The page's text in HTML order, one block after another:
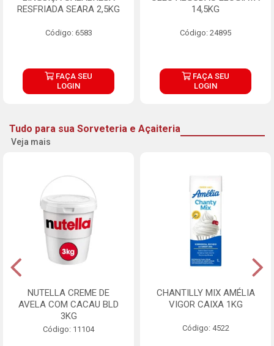
RESFRIADA SEARA 2,5KG
Código: 6583
FAÇA SEU
LOGIN
14,5KG
Código: 24895
FAÇA SEU
LOGIN
Tudo para sua Sorveteria e Açaiteria
Veja mais
NUTELLA CREME DE
AVELA COM CACAU BLD
3KG
Código: 11104
CHANTILLY MIX AMÉLIA
VIGOR CAIXA 1KG
Código: 4522